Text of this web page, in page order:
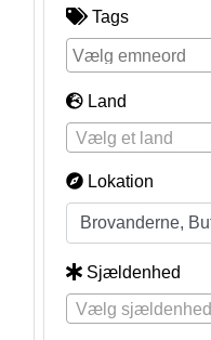
Tags
Land
Vælg et land
Lokation
Sjældenhed
Vælg sjældenhed